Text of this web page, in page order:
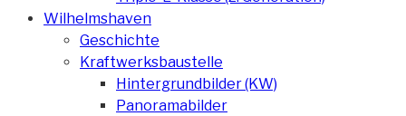
Wilhelmshaven
Geschichte
Kraftwerksbaustelle
Hintergrundbilder (KW)
Panoramabilder